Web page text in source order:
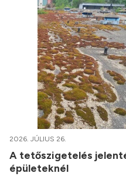
2026. JÚLIUS 26.
A tetőszigetelés
épületeknél